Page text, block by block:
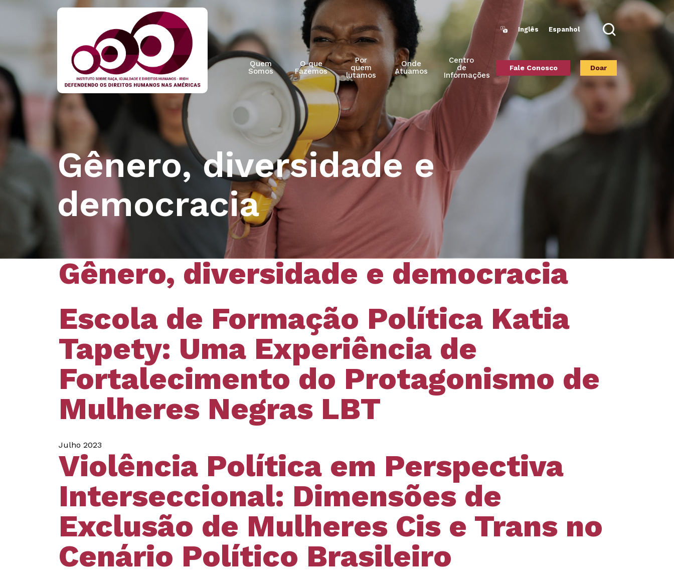
Inglês Espanhol Search
Quem
Somos
O que
Fazemos
Por
quem
lutamos
Onde
Atuamos
Centro
de
Informações
Fale Conosco Doar
Gênero, diversidade e
democracia
Gênero, diversidade e democracia
Escola de Formação Política Katia
Tapety: Uma Experiência de
Fortalecimento do Protagonismo de
Mulheres Negras LBT
Julho 2023
Violência Política em Perspectiva
Interseccional: Dimensões de
Exclusão de Mulheres Cis e Trans no
Cenário Político Brasileiro